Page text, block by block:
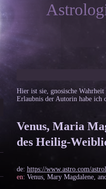
Hier ist sie, gnosische
Erlaubnis der Autorin habe ich
Venus, Maria
des Heilig-
de: https://www.astro.com/
en: Venus, Mary Magdalene,